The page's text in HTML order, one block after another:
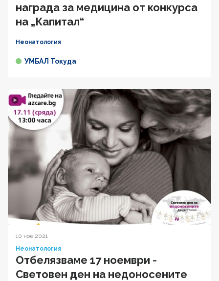
награда за медицина от конкурса
на „Капитал“
Неонатология
УМБАЛ Токуда
10 ное 2021
Неонатология
Отбелязваме 17 ноември -
Световeн ден на недоносените